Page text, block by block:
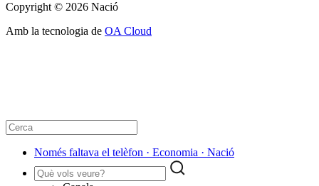
Copyright © 2026 Nació
Amb la tecnologia de OA Cloud
Només faltava el telèfon · Economia · Nació